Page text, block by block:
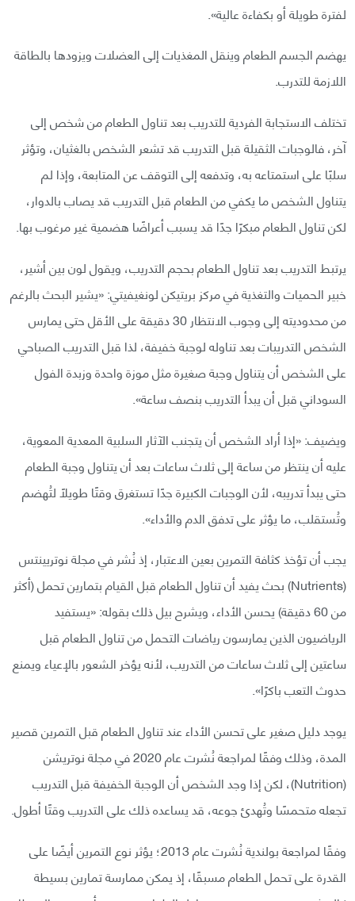
لفترة طويلة أو بكفاءة عالية».
يهضم الجسم الطعام وينقل المغذيات إلى العضلات ويزودها بالطاقة
اللازمة للتدرب.
تختلف الاستجابة الفردية للتدريب بعد تناول الطعام من شخص إلى
آخر، فالوجبات الثقيلة قبل التدريب قد تشعر الشخص بالغثيان، وتؤثر
سلبًا على استمتاعه به، وتدفعه إلى التوقف عن المتابعة، وإذا لم
يتناول الشخص ما يكفي من الطعام قبل التدريب قد يصاب بالدوار،
لكن تناول الطعام مبكرًا جدًا قد يسبب أعراضًا هضمية غير مرغوب بها.
يرتبط التدريب بعد تناول الطعام بحجم التدريب، ويقول لون بين أشير،
خبير الحميات والتغذية في مركز بريتيكن لونغيفيتي: «يشير البحث بالرغم
من محدوديته إلى وجوب الانتظار 30 دقيقة على الأقل حتى يمارس
الشخص التدريبات بعد تناوله لوجبة خفيفة، لذا قبل التدريب الصباحي
على الشخص أن يتناول وجبة صغيرة مثل موزة واحدة وزبدة الفول
السوداني قبل أن يبدأ التدريب بنصف ساعة».
ويضيف: «إذا أراد الشخص أن يتجنب الآثار السلبية المعدية المعوية،
عليه أن ينتظر من ساعة إلى ثلاث ساعات بعد أن يتناول وجبة الطعام
حتى يبدأ تدريبه، لأن الوجبات الكبيرة جدًا تستغرق وقتًا طويلًا لتُهضم
وتُستقلب، ما يؤثر على تدفق الدم والأداء».
يجب أن تؤخذ كثافة التمرين بعين الاعتبار، إذ نُشر في مجلة نوتريينتس
(Nutrients) بحث يفيد أن تناول الطعام قبل القيام بتمارين تحمل (أكثر
من 60 دقيقة) يحسن الأداء، ويشرح بيل ذلك بقوله: «يستفيد
الرياضيون الذين يمارسون رياضات التحمل من تناول الطعام قبل
ساعتين إلى ثلاث ساعات من التدريب، لأنه يؤخر الشعور بالإعياء ويمنع
حدوث التعب باكرًا».
يوجد دليل صغير على تحسن الأداء عند تناول الطعام قبل التمرين قصير
المدة، وذلك وفقًا لمراجعة نُشرت عام 2020 في مجلة نوتريشن
(Nutrition)، لكن إذا وجد الشخص أن الوجبة الخفيفة قبل التدريب
تجعله متحمسًا وتُهدئ جوعه، قد يساعده ذلك على التدريب وقتًا أطول.
وفقًا لمراجعة بولندية نُشرت عام 2013؛ يؤثر نوع التمرين أيضًا على
القدرة على تحمل الطعام مسبقًا، إذ يمكن ممارسة تمارين بسيطة